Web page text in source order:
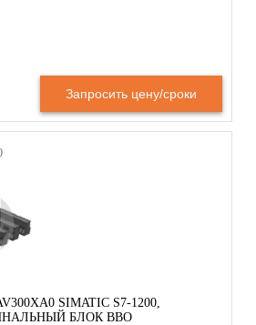
Запросить цену/сроки
SIMATIC S7-1200,
БЛОК ВВО